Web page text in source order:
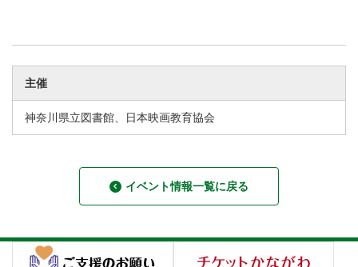
主催
神奈川県立図書館、日本映画教育協会
イベント情報一覧に戻る